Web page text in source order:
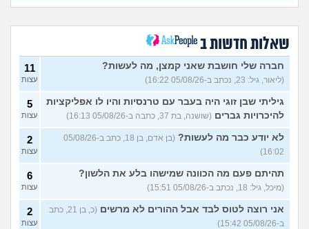
מהי האינדיקציה ההכי טובה
11
אני מתבייש ולא יודע מה
לעשות בקיץ בים או בריכה
(אנונימי, בן 13)
רופא שיניים נזף בי, דמעתי כל
הטיפול
(תות, בת 34)
6
עד כמה אני מבלבלת בנות
באופן הלבוש שלי והדיבור שלי,
צריכה עצה
(עדן, בת 24)
4
עצות
האם אימוני קליסטניקס באמת
טובים יותר?
(מתלבט, בן 32)
4
עצות
בת 16, והשיער שלי ממש נושר
ואני לא יודעת מה לעשות?
(אליאנה, בת 16)
שאלות חדשות ב
חברה שלי חושבת שאני קמצן, מה לעשות?
(ליאור, גיל: 23, נכתב ב-05/08/26 16:22)
11
עצות
גיליתי שבן זוגי היה בעבר עם טרנסיות והיו לו אפליקציות
להיכרויות גברים (שושנה, בת 37, כתבה ב-05/08/26 16:13)
5
עצות
לא יודע כבר מה לעשות?
(בן אדם, בן 18, כתב ב-05/08/26
16:02)
2
עצות
תהיתם פעם מה הכוונה שמישהו בלע את הלשון?
(מיכל, גיל: 18, נכתב ב-05/08/26 15:51)
6
עצות
אני רוצה לטוס לבד אבל ההורים לא מרשים
(כ, בן 21, כתב
ב-05/08/26 15:42)
2
עצות